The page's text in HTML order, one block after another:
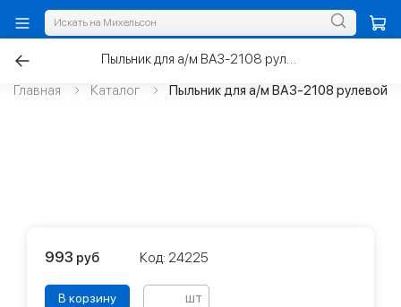
Главная Каталог Пыльник для а/м ВАЗ-2108 рулевой
993 руб Код: 24225
В корзину шт